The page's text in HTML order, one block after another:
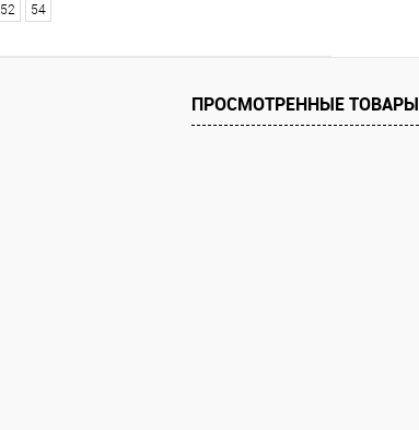
52 54
ПРОСМОТРЕННЫЕ ТОВАРЫ